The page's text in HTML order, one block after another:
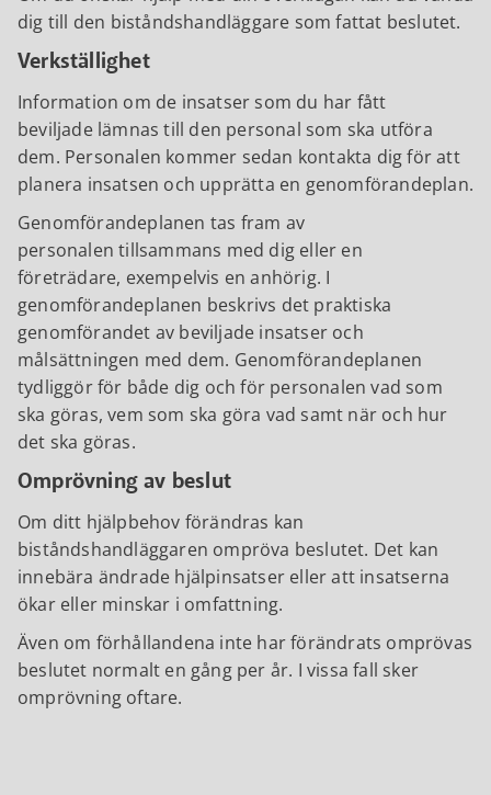
dig till den biståndshandläggare som fattat beslutet.
Verkställighet
Information om de insatser som du har fått
beviljade lämnas till den personal som ska utföra
dem. Personalen kommer sedan kontakta dig för att
planera insatsen och upprätta en genomförandeplan.
Genomförandeplanen tas fram av
personalen tillsammans med dig eller en
företrädare, exempelvis en anhörig. I
genomförandeplanen beskrivs det praktiska
genomförandet av beviljade insatser och
målsättningen med dem. Genomförandeplanen
tydliggör för både dig och för personalen vad som
ska göras, vem som ska göra vad samt när och hur
det ska göras.
Omprövning av beslut
Om ditt hjälpbehov förändras kan
biståndshandläggaren ompröva beslutet. Det kan
innebära ändrade hjälpinsatser eller att insatserna
ökar eller minskar i omfattning.
Även om förhållandena inte har förändrats omprövas
beslutet normalt en gång per år. I vissa fall sker
omprövning oftare.